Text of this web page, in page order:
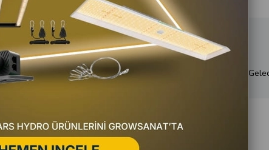
Tükendi, Yakında
Fiyat Düşünce Haber Ver
Gelince Haber Ver